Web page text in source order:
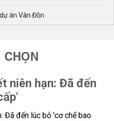
thi cho quy hoạch. Quy
sử dụng đất đai hàng năm,
những giải pháp tối ưu cho
tế, xã hội phù hợp với
án Vân Đồn
CHỌN
niên hạn: Đã đến